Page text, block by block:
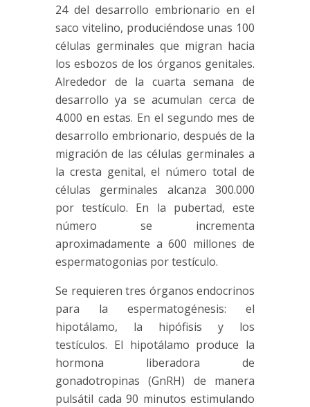
24 del desarrollo embrionario en el
saco vitelino, produciéndose unas 100
células germinales que migran hacia
los esbozos de los órganos genitales.
Alrededor de la cuarta semana de
desarrollo ya se acumulan cerca de
4.000 en estas. En el segundo mes de
desarrollo embrionario, después de la
migración de las células germinales a
la cresta genital, el número total de
células germinales alcanza 300.000
por testículo. En la pubertad, este
número se incrementa
aproximadamente a 600 millones de
espermatogonias por testículo.
Se requieren tres órganos endocrinos
para la espermatogénesis: el
hipotálamo, la hipófisis y los
testículos. El hipotálamo produce la
hormona liberadora de
gonadotropinas (GnRH) de manera
pulsátil cada 90 minutos estimulando